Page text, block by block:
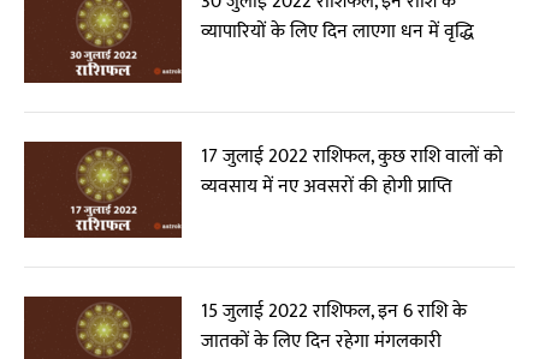
व्यापारियों के लिए दिन लाएगा धन में वृद्धि
17 जुलाई 2022 राशिफल, कुछ राशि वालों को
व्यवसाय में नए अवसरों की होगी प्राप्ति
15 जुलाई 2022 राशिफल, इन 6 राशि के
जातकों के लिए दिन रहेगा मंगलकारी